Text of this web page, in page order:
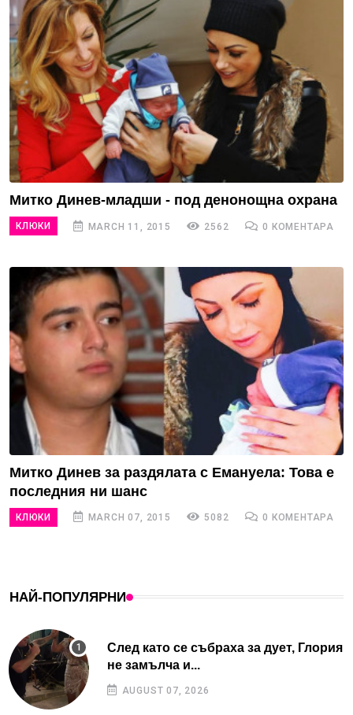
Митко Динев-младши - под денонощна охрана
КЛЮКИ MARCH 11, 2015 2562 0 КОМЕНТАРА
Митко Динев за раздялата с Емануела: Това е
последния ни шанс
КЛЮКИ MARCH 07, 2015 5082 0 КОМЕНТАРА
НАЙ-ПОПУЛЯРНИ
След като се събраха за дует, Глория
не замълча и...
AUGUST 07, 2026